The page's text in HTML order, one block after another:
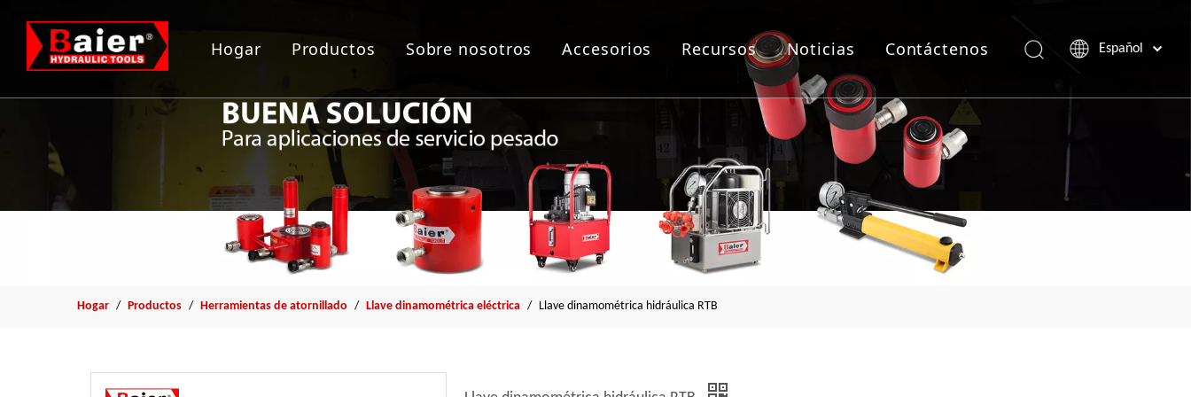
Hogar Productos
Herramientas de empernado
Gato hidraulico
Bomba hidráulica
Arrancador
Herramienta de brida
Sobre nosotros Accesorios Recursos Noticias Contáctenos
Español
Pусский
Hogar / Productos / Herramientas de atornillado / Llave dinamométrica eléctrica / Llave dinamométrica hidráulica RTB